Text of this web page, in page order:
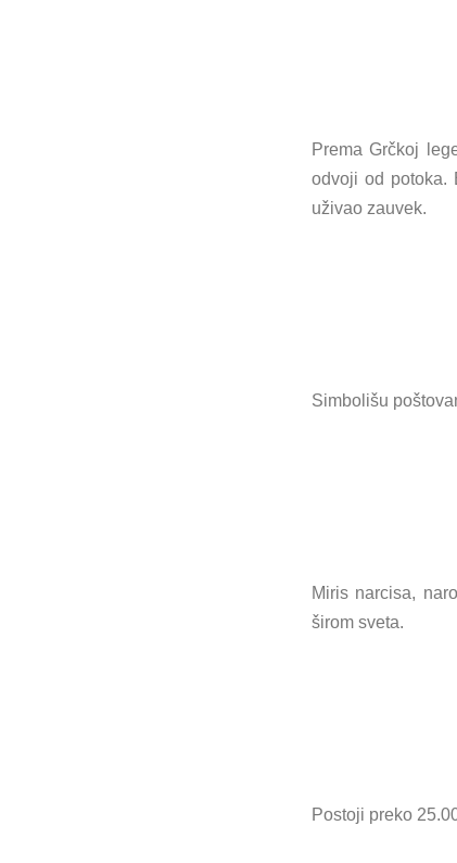
Prema Grčkoj
odvoji od potoka.
uživao zauvek.
Simbolišu
Miris narcisa,
širom sveta.
Postoji preko